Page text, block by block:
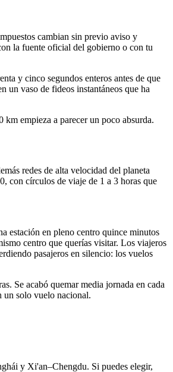
cambian sin previo aviso y
la fuente oficial del gobierno o con tu
y cinco segundos enteros antes de que
un vaso de fideos instantáneos que ha
km empieza a parecer un poco absurda.
redes de alta velocidad del planeta
con círculos de viaje de 1 a 3 horas que
estación en pleno centro quince minutos
centro que querías visitar. Los viajeros
pasajeros en silencio: los vuelos
Se acabó quemar media jornada en cada
un solo vuelo nacional.
y Xi'an–Chengdu. Si puedes elegir,